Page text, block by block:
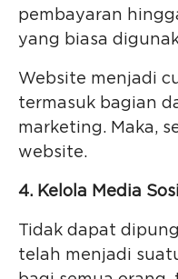
pembayaran
yang biasa
Website menjadi
termasuk bagian
marketing. Maka,
website.
4. Kelola Media
Tidak dapat
telah menjadi